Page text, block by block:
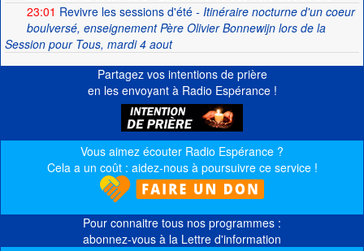
23:01 Revivre les sessions d'été- Itinéraire nocturne d'un coeur
boulversé, enseignement Père Olivier Bonnewijn lors de la
Session pour Tous, mardi 4 aout
Partagez vos intentions de prière
en les envoyant à Radio Espérance !
Vous aimez écouter Radio Espérance ?
Cela a un coût : aidez-nous à poursuivre ce service !
Pour connaitre tous nos programmes :
abonnez-vous à la Lettre d'information